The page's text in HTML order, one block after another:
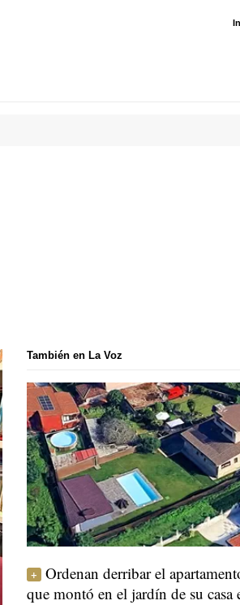
También en La Voz
Ordenan derribar el
que montó en el jardín de su casa